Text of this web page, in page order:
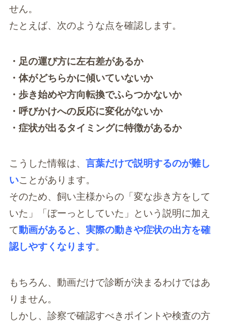
せん。
たとえば、次のような点を確認します。
・足の運び方に左右差があるか
・体がどちらかに傾いていないか
・歩き始めや方向転換でふらつかないか
・呼びかけへの反応に変化がないか
・症状が出るタイミングに特徴があるか
こうした情報は、 言葉だけで説明するのが難し
いことがあります。
そのため、飼い主様からの「変な歩き方をして
いた」「ぼーっとしていた」という説明に加え
て動画があると、実際の動きや症状の出方を確
認しやすくなります。
もちろん、動画だけで診断が決まるわけではあ
りません。
しかし、診察で確認すべきポイントや検査の方